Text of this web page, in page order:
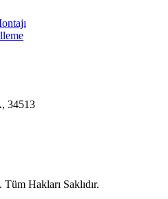
34513
Hakları Saklıdır.